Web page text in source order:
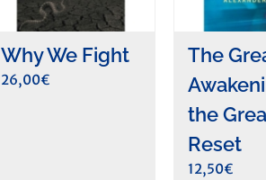
Why We Fight
26,00€
The
the
Reset
12,50€